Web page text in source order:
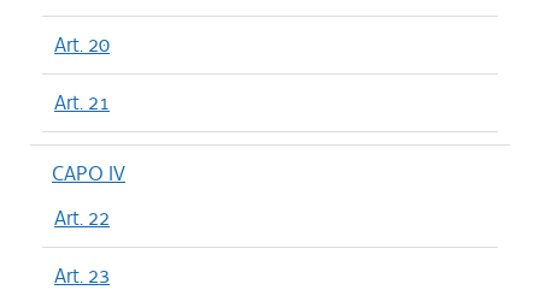
Art. 20
Art. 21
CAPO IV
Art. 22
Art. 23